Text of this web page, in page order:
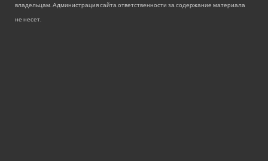
владельцам. Администрация сайта ответственности за содержание материала
не несет.